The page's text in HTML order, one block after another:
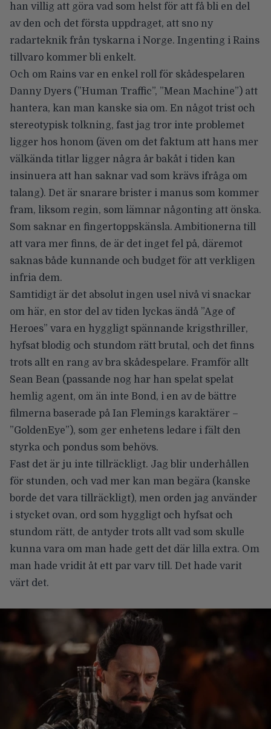
han villig att göra vad som helst för att få bli en del
av den och det första uppdraget, att sno ny
radarteknik från tyskarna i Norge. Ingenting i Rains
tillvaro kommer bli enkelt.
Och om Rains var en enkel roll för skådespelaren
Danny Dyers (”Human Traffic”, ”Mean Machine”) att
hantera, kan man kanske sia om. En något trist och
stereotypisk tolkning, fast jag tror inte problemet
ligger hos honom (även om det faktum att hans mer
välkända titlar ligger några år bakåt i tiden kan
insinuera att han saknar vad som krävs ifråga om
talang). Det är snarare brister i manus som kommer
fram, liksom regin, som lämnar någonting att önska.
Som saknar en fingertoppskänsla. Ambitionerna till
att vara mer finns, de är det inget fel på, däremot
saknas både kunnande och budget för att verkligen
infria dem.
Samtidigt är det absolut ingen usel nivå vi snackar
om här, en stor del av tiden lyckas ändå ”Age of
Heroes” vara en hyggligt spännande krigsthriller,
hyfsat blodig och stundom rätt brutal, och det finns
trots allt en rang av bra skådespelare. Framför allt
Sean Bean (passande nog har han spelat spelat
hemlig agent, om än inte Bond, i en av de bättre
filmerna baserade på Ian Flemings karaktärer –
”GoldenEye”), som ger enhetens ledare i fält den
styrka och pondus som behövs.
Fast det är ju inte tillräckligt. Jag blir underhållen
för stunden, och vad mer kan man begära (kanske
borde det vara tillräckligt), men orden jag använder
i stycket ovan, ord som hyggligt och hyfsat och
stundom rätt, de antyder trots allt vad som skulle
kunna vara om man hade gett det där lilla extra. Om
man hade vridit åt ett par varv till. Det hade varit
värt det.